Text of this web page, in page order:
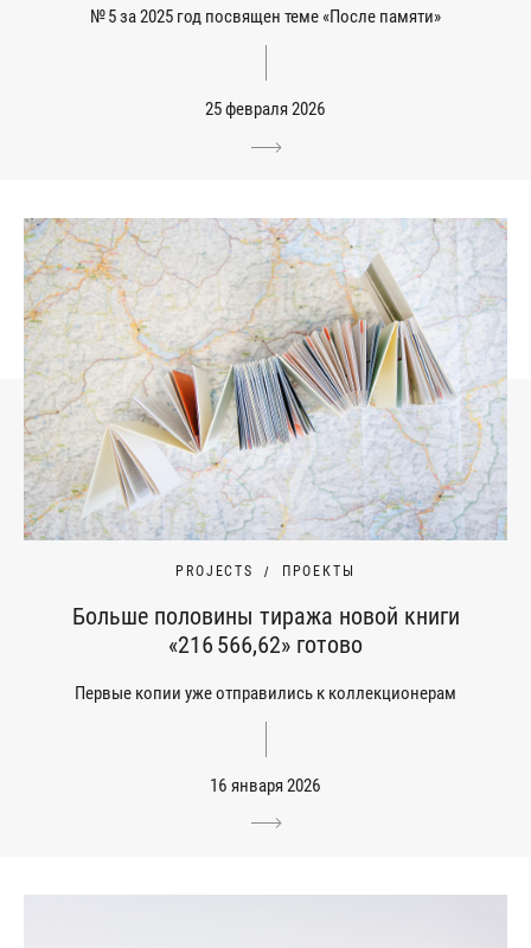
№ 5 за 2025 год посвящен теме «После памяти»
25 февраля 2026
PROJECTS ПРОЕКТЫ
Больше половины тиража новой книги
«216 566,62» готово
Первые копии уже отправились к коллекционерам
16 января 2026